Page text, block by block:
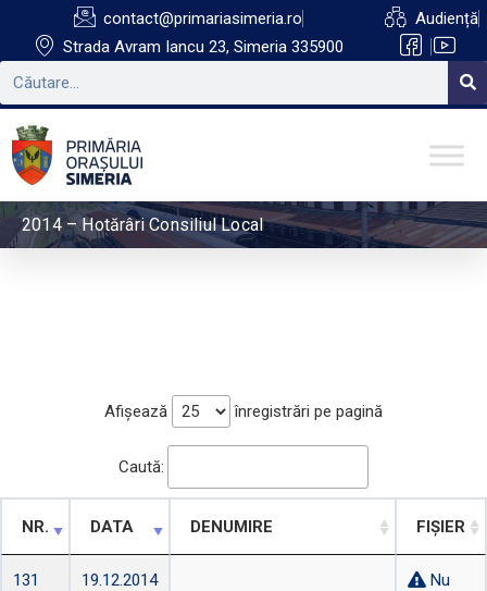
contact@primariasimeria.ro
Strada Avram Iancu 23, Simeria 335900
Audiență
2014 – Hotărâri Consiliul Local
Afișează înregistrări pe pagină
Caută:
NR. DATA DENUMIRE FIȘIER
131 19.12.2014
Nu